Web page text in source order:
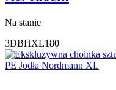
Na stanie
3DBHXL180